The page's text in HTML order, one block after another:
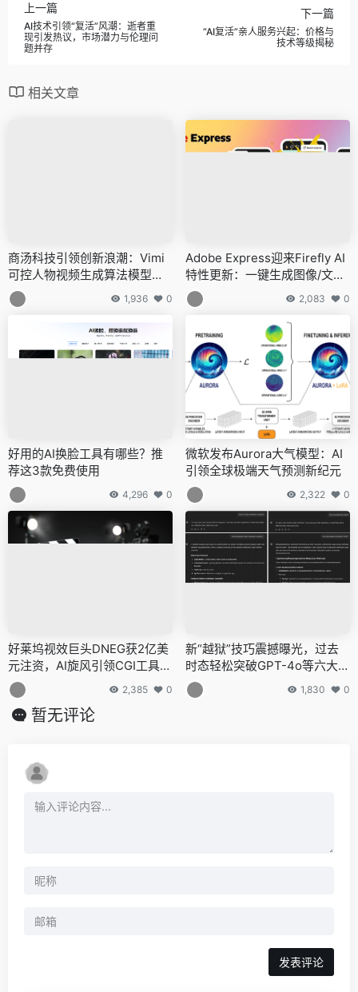
上一篇
AI技术引领“复活”风潮：逝者重
现引发热议，市场潜力与伦理问
题并存
下一篇
“AI复活”亲人服务兴起：价格与
技术等级揭秘
相关文章
商汤科技引领创新浪潮：Vimi
可控人物视频生成算法模型震
撼发布
1,936 0
Adobe Express迎来Firefly AI
特性更新：一键生成图像/文本
效果，修图体验再升级2,083 0
好用的AI换脸工具有哪些？推
荐这3款免费使用
4,296 0
微软发布Aurora大气模型：AI
引领全球极端天气预测新纪元
2,322 0
好莱坞视效巨头DNEG获2亿美
元注资，AI旋风引领CGI工具革
新
2,385 0
新“越狱”技巧震撼曝光，过去
时态轻松突破GPT-4o等六大模
型防线
1,830 0
暂无评论
发表评论